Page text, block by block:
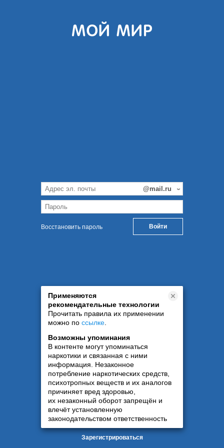
Восстановить пароль
Применяются
рекомендательные технологии
Прочитать правила их применении
можно по ссылке
Возможны упоминания
В контенте могут упоминаться
наркотики и связанная с ними
информация. Незаконное
потребление наркотических средств,
психотропных веществ и их аналогов
причиняет вред здоровью,
их незаконный оборот запрещён и
влечёт установленную
законодательством ответственность
Зарегистрироваться